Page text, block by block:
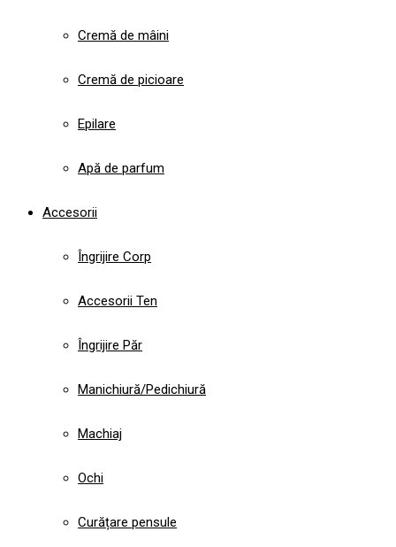
Cremă de mâini
Cremă de picioare
Epilare
Apă de parfum
Accesorii
Îngrijire Corp
Accesorii Ten
Îngrijire Păr
Manichiură/Pedichiură
Machiaj
Ochi
Curățare pensule